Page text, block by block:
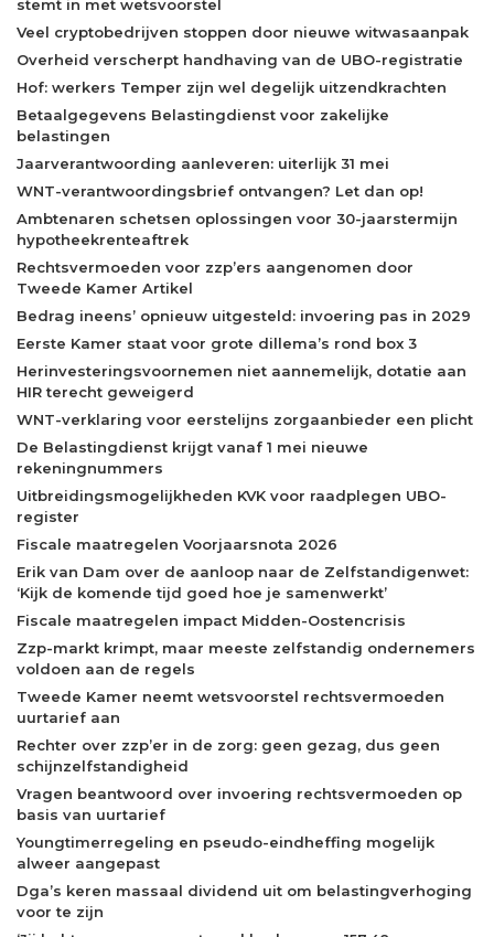
stemt in met wetsvoorstel
Veel cryptobedrijven stoppen door nieuwe witwasaanpak
Overheid verscherpt handhaving van de UBO-registratie
Hof: werkers Temper zijn wel degelijk uitzendkrachten
Betaalgegevens Belastingdienst voor zakelijke
belastingen
Jaarverantwoording aanleveren: uiterlijk 31 mei
WNT-verantwoordingsbrief ontvangen? Let dan op!
Ambtenaren schetsen oplossingen voor 30-jaarstermijn
hypotheekrenteaftrek
Rechtsvermoeden voor zzp’ers aangenomen door
Tweede Kamer Artikel
Bedrag ineens’ opnieuw uitgesteld: invoering pas in 2029
Eerste Kamer staat voor grote dillema’s rond box 3
Herinvesteringsvoornemen niet aannemelijk, dotatie aan
HIR terecht geweigerd
WNT-verklaring voor eerstelijns zorgaanbieder een plicht
De Belastingdienst krijgt vanaf 1 mei nieuwe
rekeningnummers
Uitbreidingsmogelijkheden KVK voor raadplegen UBO-
register
Fiscale maatregelen Voorjaarsnota 2026
Erik van Dam over de aanloop naar de Zelfstandigenwet:
‘Kijk de komende tijd goed hoe je samenwerkt’
Fiscale maatregelen impact Midden-Oostencrisis
Zzp-markt krimpt, maar meeste zelfstandig ondernemers
voldoen aan de regels
Tweede Kamer neemt wetsvoorstel rechtsvermoeden
uurtarief aan
Rechter over zzp’er in de zorg: geen gezag, dus geen
schijnzelfstandigheid
Vragen beantwoord over invoering rechtsvermoeden op
basis van uurtarief
Youngtimerregeling en pseudo-eindheffing mogelijk
alweer aangepast
Dga’s keren massaal dividend uit om belastingverhoging
voor te zijn